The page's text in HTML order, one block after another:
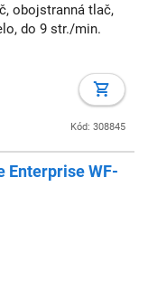
obojstranná tlač,
Kód: 308845
Enterprise WF-